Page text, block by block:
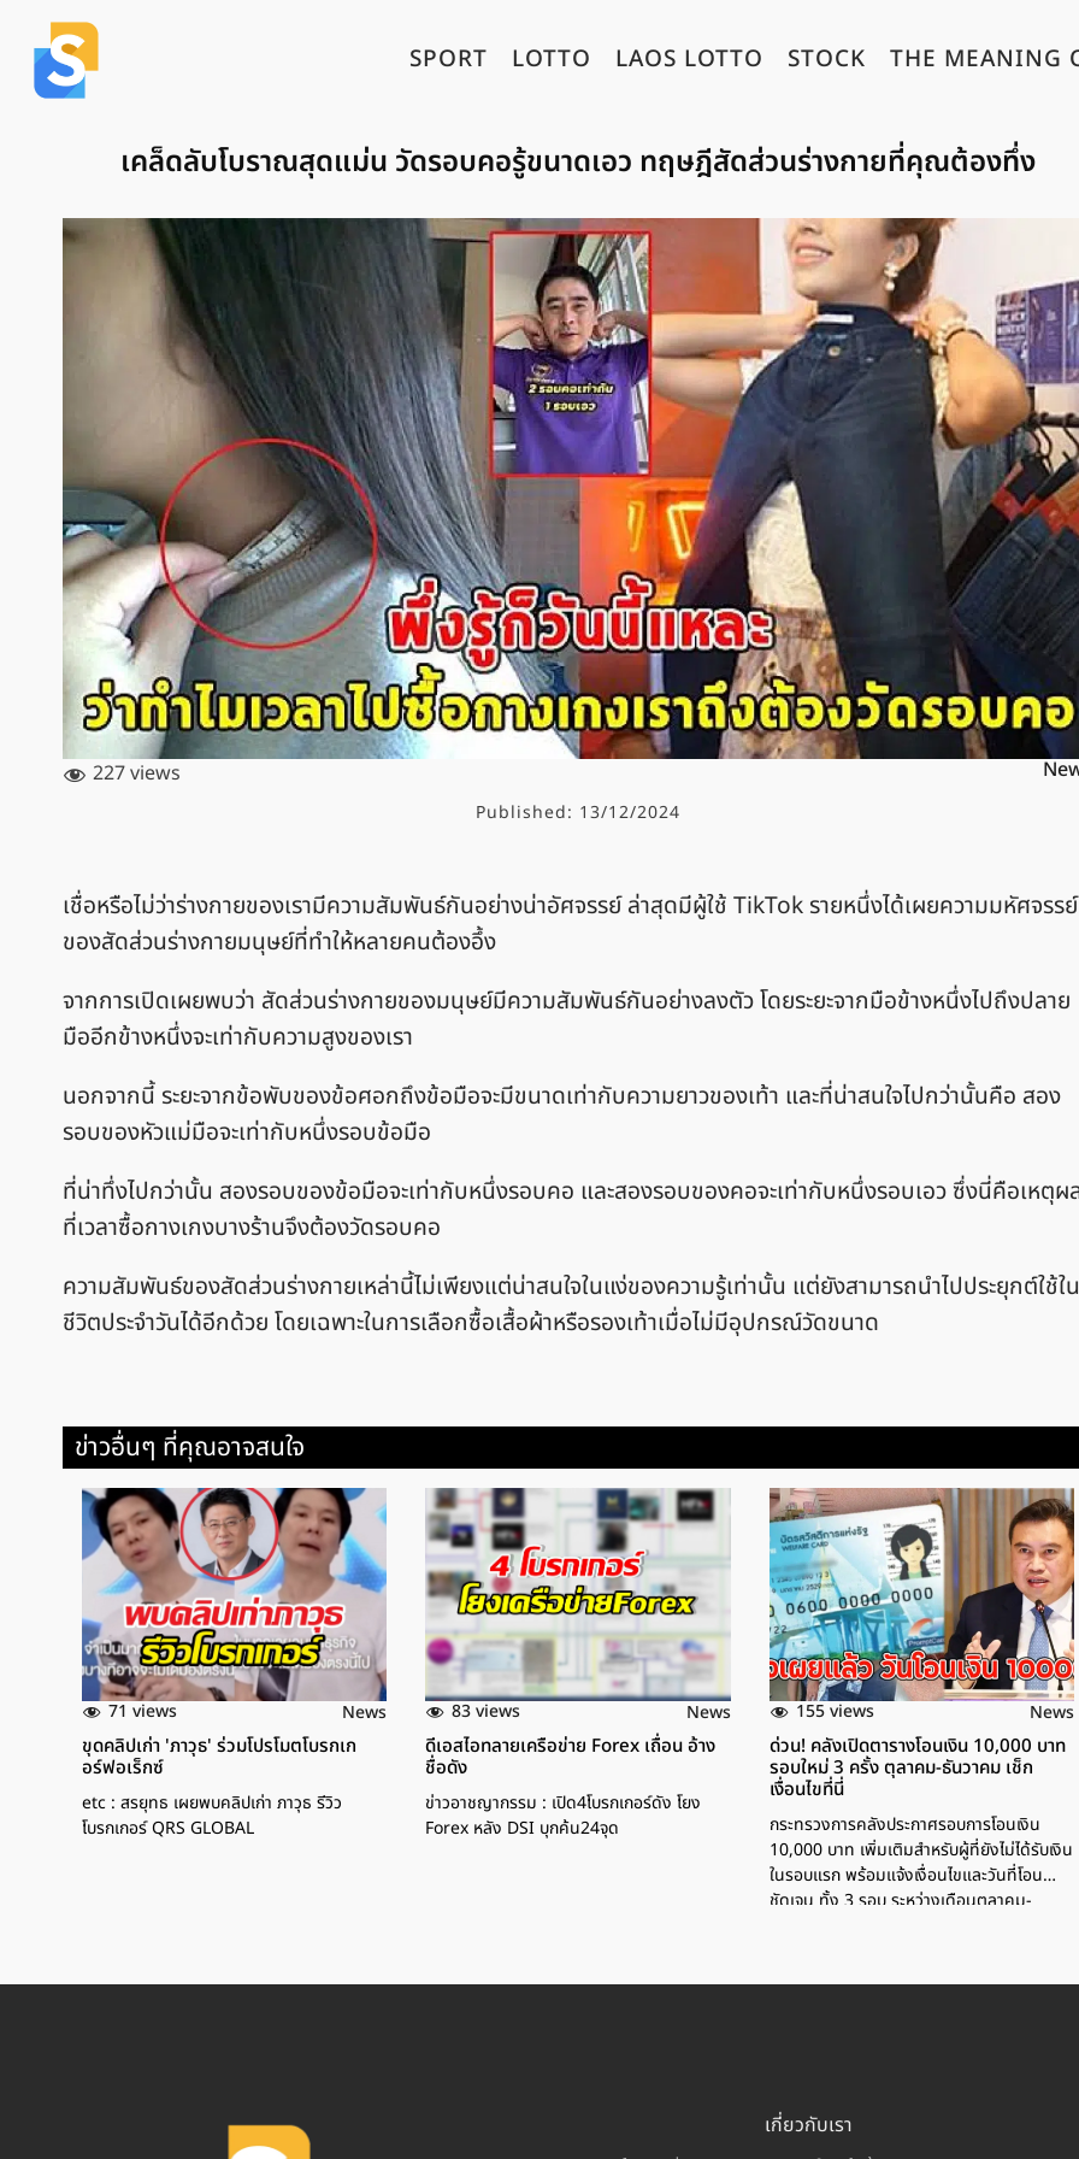
SPORT LOTTO LAOS LOTTO STOCK THE MEANING
เคล็ดลับโบราณสุดแม่น วัดรอบคอรู้ขนาดเอว ทฤษฎีสัดส่วนร่างกายที่คุณต้องทึ่ง
227 views
Published: 13/12/2024
เชื่อหรือไม่ว่าร่างกายของเรามีความสัมพันธ์กันอย่างน่าอัศจรรย์ ล่าสุดมีผู้ใช้ TikTok รายหนึ่งได้เผยความมหัศจรรย์
ของสัดส่วนร่างกายมนุษย์ที่ทำให้หลายคนต้องอึ้ง
จากการเปิดเผยพบว่า สัดส่วนร่างกายของมนุษย์มีความสัมพันธ์กันอย่างลงตัว โดยระยะจากมือข้างหนึ่งไปถึงปลาย
มืออีกข้างหนึ่งจะเท่ากับความสูงของเรา
นอกจากนี้ ระยะจากข้อพับของข้อศอกถึงข้อมือจะมีขนาดเท่ากับความยาวของเท้า และที่น่าสนใจไปกว่านั้นคือ สอง
รอบของหัวแม่มือจะเท่ากับหนึ่งรอบข้อมือ
ที่น่าทึ่งไปกว่านั้น สองรอบของข้อมือจะเท่ากับหนึ่งรอบคอ และสองรอบของคอจะเท่ากับหนึ่งรอบเอว ซึ่งนี่คือเหตุผ
ที่เวลาซื้อกางเกงบางร้านจึงต้องวัดรอบคอ
ความสัมพันธ์ของสัดส่วนร่างกายเหล่านี้ไม่เพียงแต่น่าสนใจในแง่ของความรู้เท่านั้น แต่ยังสามารถนำไปประยุกต์ใช้ใน
ชีวิตประจำวันได้อีกด้วย โดยเฉพาะในการเลือกซื้อเสื้อผ้าหรือรองเท้าเมื่อไม่มีอุปกรณ์วัดขนาด
ข่าวอื่นๆ ที่คุณอาจสนใจ
71 views News
ขุดคลิปเก่า 'ภาวุธ' ร่วมโปรโมตโบรกเก
อร์ฟอเร็กซ์
etc : สรยุทธ เผยพบคลิปเก่า ภาวุธ รีวิว
โบรกเกอร์ QRS GLOBAL
83 views News
ดีเอสไอทลายเครือข่าย Forex เถื่อน อ้าง
ชื่อดัง
ข่าวอาชญากรรม : เปิด4โบรกเกอร์ดัง โยง
Forex หลัง DSI บุกค้น24จุด
155 views News
ด่วน! คลังเปิดตารางโอนเงิน 10,000 บาท
รอบใหม่ 3 ครั้ง ตุลาคม-ธันวาคม เช็ก
เงื่อนไขที่นี่
กระทรวงการคลังประกาศรอบการโอนเงิน
10,000 บาท เพิ่มเติมสำหรับผู้ที่ยังไม่ได้รับเงิน
ในรอบแรก พร้อมแจ้งเงื่อนไขและวันที่โอน
ชัดเจน ทั้ง 3 รอบ ระหว่างเดือนตุลาคม-
เกี่ยวกับเรา